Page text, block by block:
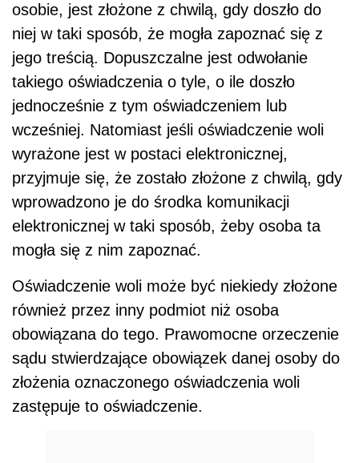
osobie, jest złożone z chwilą, gdy doszło do
niej w taki sposób, że mogła zapoznać się z
jego treścią. Dopuszczalne jest odwołanie
takiego oświadczenia o tyle, o ile doszło
jednocześnie z tym oświadczeniem lub
wcześniej. Natomiast jeśli oświadczenie woli
wyrażone jest w postaci elektronicznej,
przyjmuje się, że zostało złożone z chwilą, gdy
wprowadzono je do środka komunikacji
elektronicznej w taki sposób, żeby osoba ta
mogła się z nim zapoznać.
Oświadczenie woli może być niekiedy złożone
również przez inny podmiot niż osoba
obowiązana do tego. Prawomocne orzeczenie
sądu stwierdzające obowiązek danej osoby do
złożenia oznaczonego oświadczenia woli
zastępuje to oświadczenie.